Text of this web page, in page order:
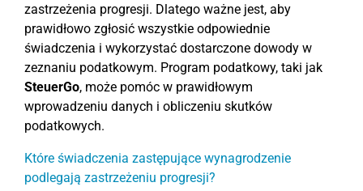
zastrzeżenia progresji. Dlatego ważne jest, aby
prawidłowo zgłosić wszystkie odpowiednie
świadczenia i wykorzystać dostarczone dowody w
zeznaniu podatkowym. Program podatkowy, taki jak
SteuerGo, może pomóc w prawidłowym
wprowadzeniu danych i obliczeniu skutków
podatkowych.
Które świadczenia zastępujące wynagrodzenie
podlegają zastrzeżeniu progresji?